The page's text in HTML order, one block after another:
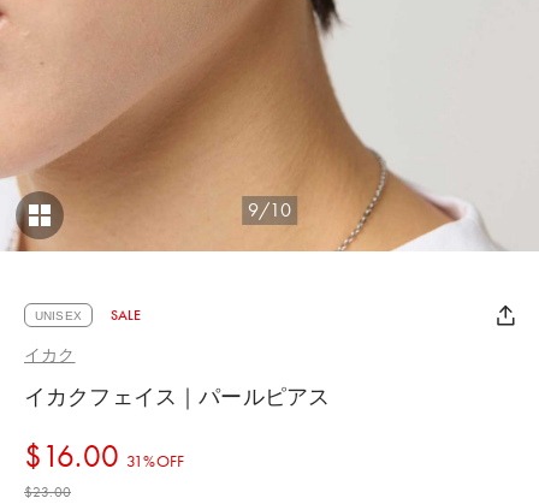
9/10
UNISEX SALE
イカク
イカクフェイス｜パールピアス
$‌16.00 31%OFF
$‌23.00